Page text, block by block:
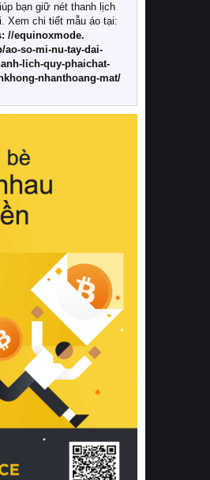
dòng sản phẩm thông
bộ chăn ga gối đệm
qua quy trình sản xuất
từ khâu chọn lọc nguyên
đến công nghệ dệt
đại không chứa hóa chất
cảm nhận rõ rệt sự khác
của phần đệm nâng đỡ
việc lựa chọn các dòng
chuẩn chất lượng quốc
ngừa tình trạng kích
mốc trong điều kiện
ẩm. Bạn có thể tìm hiểu
cứu khoa học về tác
ngủ và môi trường
đối với sức khỏe con
Foundation (External
cái nhìn toàn diện hơn.
chí vàng khi lựa chọn
đệm cao cấp cho phòng
bộ chăn ga gối đệm
hảo cả về thẩm mỹ lẫn
người tiêu dùng cần cân
các tiêu chí quan trọng
bạn giữ nét thanh lịch
Xem chi tiết mẫu áo tại:
//equinoxmode.
ao-so-mi-nu-tay-dai-
lich-quy-phaichat-
nhanthoang-mat/